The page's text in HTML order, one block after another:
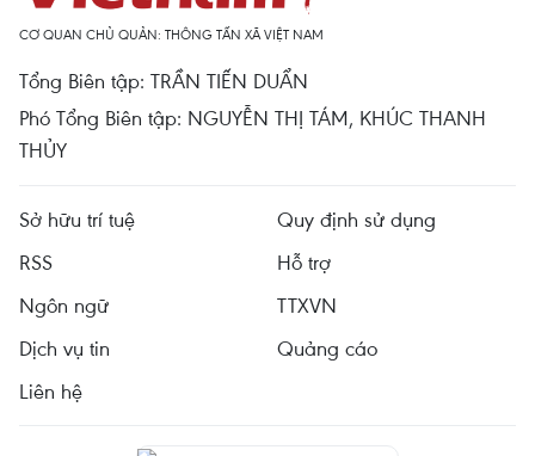
CƠ QUAN CHỦ QUẢN: THÔNG TẤN XÃ VIỆT NAM
Tổng Biên tập: TRẦN TIẾN DUẨN
Phó Tổng Biên tập: NGUYỄN THỊ TÁM, KHÚC THANH
THỦY
Sở hữu trí tuệ
Quy định sử dụng
RSS
Hỗ trợ
Ngôn ngữ
TTXVN
Dịch vụ tin
Quảng cáo
Liên hệ